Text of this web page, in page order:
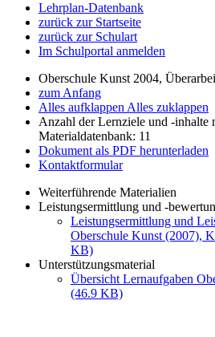
Lehrplan-Datenbank
zurück zur Startseite
zurück zur Schulart
Im Schulportal anmelden
Oberschule Kunst 2004,
zum Anfang
Alles aufklappen Alles zuklappen
Anzahl der Lernziele und -inhalte
Materialdatenbank: 11
Dokument als PDF herunterladen
Kontaktformular
Weiterführende Materialien
Leistungsermittlung und -
Leistungsermittlung und
Oberschule Kunst (2007),
KB)
Unterstützungsmaterial
Übersicht Lernaufgaben
(46.9 KB)